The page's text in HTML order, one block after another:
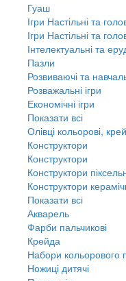
Гуаш
Ігри Настільні та
Ігри Настільні та
Інтелектуальні та
Пазли
Розвиваючі та
Розважальні ігри
Економічні ігри
Показати всі
Олівці кольорові,
Конструктори
Конструктори
Конструктори
Конструктори
Показати всі
Акварель
Фарби пальчикові
Крейда
Набори кольорового
Ножиці дитячі